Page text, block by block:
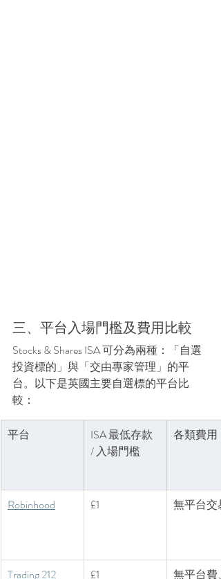
三、平台入場門檻及費用比較
Stocks & Shares ISA 可分為兩種：「自選
投資標的」與「交由專家管理」的平
台。以下是英國主要自選標的平台比
較：
平台
ISA 最低存款
/ 入場門檻
各類費用
Robinhood £1 無平台交
Trading 212 £1
無平台費